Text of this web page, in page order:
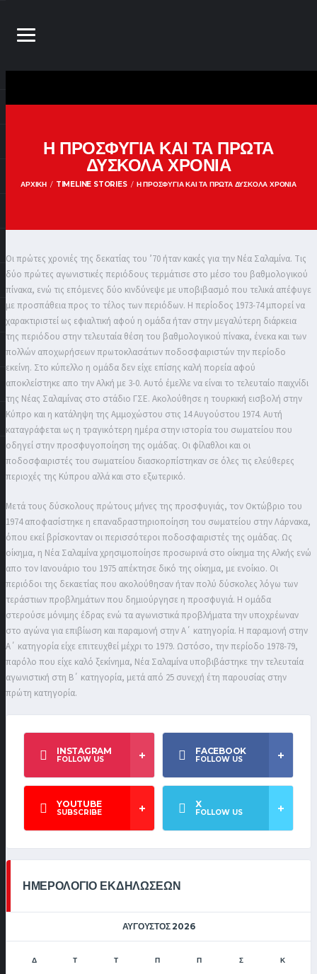
Η ΠΡΟΣΦΥΓΙΑ ΚΑΙ ΤΑ ΠΡΩΤΑ
ΔΥΣΚΟΛΑ ΧΡΟΝΙΑ
ΑΡΧΙΚΉ TIMELINE STORIES Η ΠΡΟΣΦΥΓΙΑ ΚΑΙ ΤΑ ΠΡΩΤΑ ΔΥΣΚΟΛΑ ΧΡΟΝΙΑ
Οι πρώτες χρονιές της δεκατίας του ’70 ήταν κακές για την Νέα Σαλαμίνα. Τις
δύο πρώτες αγωνιστικές περιόδους τερμάτισε στο μέσο του βαθμολογικού
πίνακα, ενώ τις επόμενες δύο κινδύνεψε με υποβιβασμό που τελικά απέφυγε
με προσπάθεια προς το τέλος των περιόδων. Η περίοδος 1973-74 μπορεί να
χαρακτιριστεί ως εφιαλτική αφού η ομάδα ήταν στην μεγαλύτερη διάρκεια
της περιόδου στην τελευταία θέση του βαθμολογικού πίνακα, ένεκα και των
πολλών αποχωρήσεων πρωτοκλασάτων ποδοσφαιριστών την περίοδο
εκείνη. Στο κύπελλο η ομάδα δεν είχε επίσης καλή πορεία αφού
αποκλείστηκε απο την Αλκή με 3-0. Αυτό έμελλε να είναι το τελευταίο παιχνίδι
της Νέας Σαλαμίνας στο στάδιο ΓΣΕ. Ακολούθησε η τουρκική εισβολή στην
Κύπρο και η κατάληψη της Αμμοχώστου στις 14 Αυγούστου 1974. Αυτή
καταγράφεται ως η τραγικότερη ημέρα στην ιστορία του σωματείου που
οδηγεί στην προσφυγοποίηση της ομάδας. Οι φίλαθλοι και οι
ποδοσφαιριστές του σωματείου διασκορπίστηκαν σε όλες τις ελεύθερες
περιοχές της Κύπρου αλλά και στο εξωτερικό.
Μετά τους δύσκολους πρώτους μήνες της προσφυγιάς, τον Οκτώβριο του
1974 αποφασίστηκε η επαναδραστηριοποίηση του σωματείου στην Λάρνακα,
όπου εκεί βρίσκονταν οι περισσότεροι ποδοσφαιριστές της ομάδας. Ως
οίκημα, η Νέα Σαλαμίνα χρησιμοποίησε προσωρινά στο οίκημα της Αλκής ενώ
απο τον Ιανουάριο του 1975 απέκτησε δικό της οίκημα, με ενοίκιο. Οι
περιόδοι της δεκαετίας που ακολούθησαν ήταν πολύ δύσκολες λόγω των
τεράστιων προβλημάτων που δημιούργησε η προσφυγιά. Η ομάδα
στερούσε μόνιμης έδρας ενώ τα αγωνιστικά προβλήματα την υποχρέωναν
στο αγώνα για επιβίωση και παραμονή στην Α΄ κατηγορία. Η παραμονή στην
Α΄ κατηγορία είχε επιτευχθεί μέχρι το 1979. Ωστόσο, την περίοδο 1978-79,
παρόλο που είχε καλό ξεκίνημα, Νέα Σαλαμίνα υποβιβάστηκε την τελευταία
αγωνιστική στη Β΄ κατηγορία, μετά από 25 συνεχή έτη παρουσίας στην
πρώτη κατηγορία.
INSTAGRAM
FOLLOW US
FACEBOOK
FOLLOW US
YOUTUBE
SUBSCRIBE
X
FOLLOW US
ΗΜΕΡΟΛΟΓΙΟ ΕΚΔΗΛΩΣΕΩΝ
ΑΎΓΟΥΣΤΟΣ 2026
Δ Τ Τ Π Π Σ Κ